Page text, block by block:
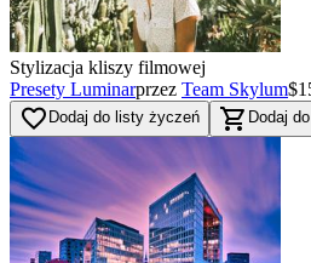
Stylizacja kliszy filmowej
Presety Luminarprzez Team Skylum
favorite_border Dodaj do listy życzeń shopping_cart Dodaj